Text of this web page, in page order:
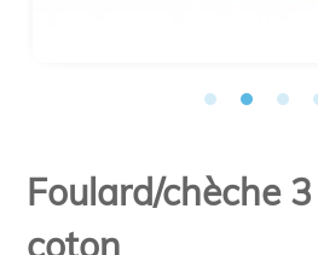
Foulard/chèche
coton